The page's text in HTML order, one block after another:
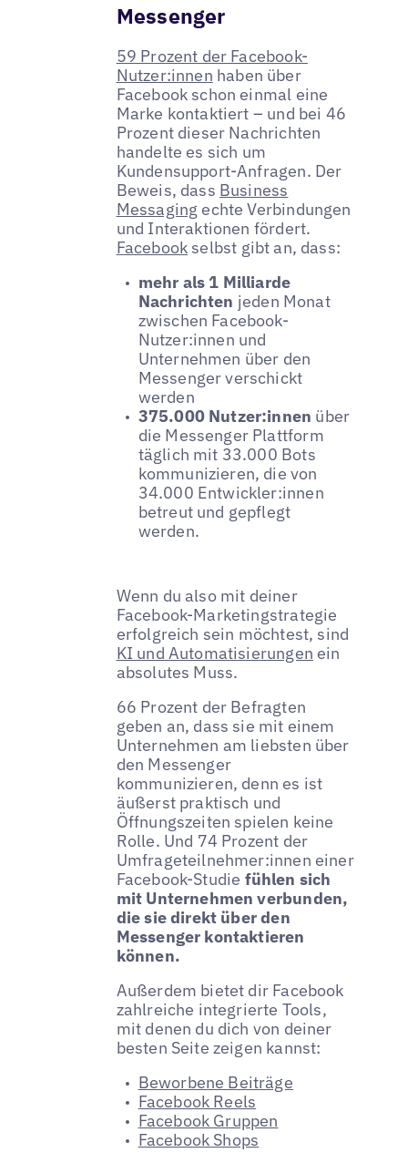
Messenger
59 Prozent der Facebook-
Nutzer:innen haben über
Facebook schon einmal eine
Marke kontaktiert – und bei 46
Prozent dieser Nachrichten
handelte es sich um
Kundensupport-Anfragen. Der
Beweis, dass Business
Messaging echte Verbindungen
und Interaktionen fördert.
Facebook selbst gibt an, dass:
mehr als 1 Milliarde
Nachrichten jeden Monat
zwischen Facebook-
Nutzer:innen und
Unternehmen über den
Messenger verschickt
werden
375.000 Nutzer:innen über
die Messenger Plattform
täglich mit 33.000 Bots
kommunizieren, die von
34.000 Entwickler:innen
betreut und gepflegt
werden.
Wenn du also mit deiner
Facebook-Marketingstrategie
erfolgreich sein möchtest, sind
KI und Automatisierungen ein
absolutes Muss.
66 Prozent der Befragten
geben an, dass sie mit einem
Unternehmen am liebsten über
den Messenger
kommunizieren, denn es ist
äußerst praktisch und
Öffnungszeiten spielen keine
Rolle. Und 74 Prozent der
Umfrageteilnehmer:innen einer
Facebook-Studie fühlen sich
mit Unternehmen verbunden,
die sie direkt über den
Messenger kontaktieren
können.
Außerdem bietet dir Facebook
zahlreiche integrierte Tools,
mit denen du dich von deiner
besten Seite zeigen kannst:
Beworbene Beiträge
Facebook Reels
Facebook Gruppen
Facebook Shops